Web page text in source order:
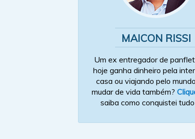
MAICON RISSI
Um ex entregador de
hoje ganha dinheiro pela
casa ou viajando pelo
mudar de vida também?
saiba como conquistei